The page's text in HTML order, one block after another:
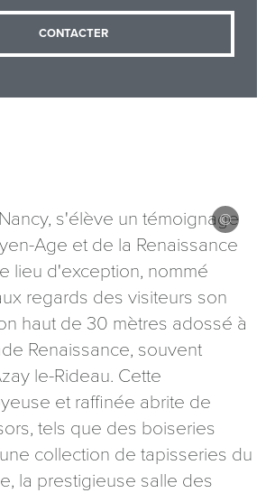
CONTACTER
s'élève un témoignage
Age et de la Renaissance
lieu d'exception, nommé
regards des visiteurs son
haut de 30 mètres adossé à
Renaissance, souvent
le-Rideau. Cette
et raffinée abrite de
tels que des boiseries
collection de tapisseries du
la prestigieuse salle des
recueillies à partir de ce formulaire sont
traitement de votre demande (sauf
Vous disposez d’un droit d’accès, de
aux données vous concernant,
exercer en adressant une demande par
ou par courrier
de la copie d’un titre d’identité à
: Meurthe & Moselle Tourisme - 48
Baudot CO 90019 54035 NANCY